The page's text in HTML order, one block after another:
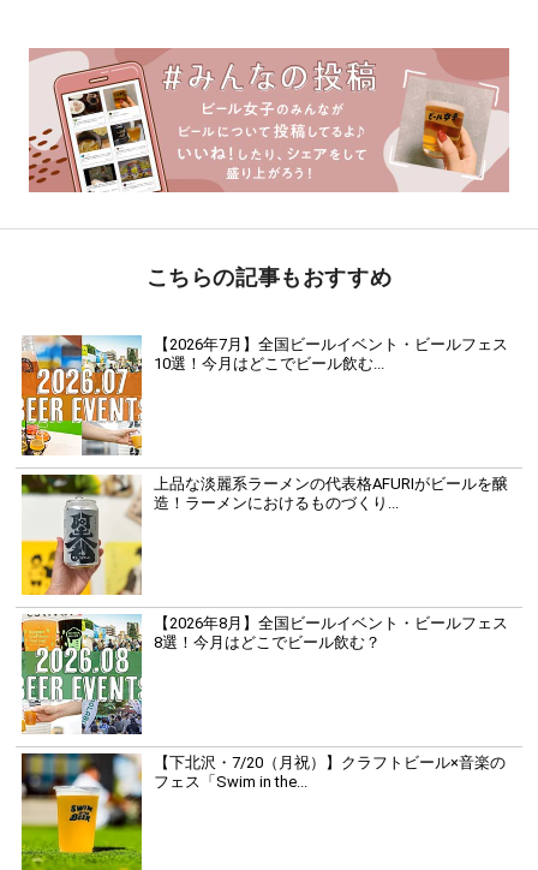
こちらの記事もおすすめ
【2026年7月】全国ビールイベント・ビールフェス
10選！今月はどこでビール飲む...
上品な淡麗系ラーメンの代表格AFURIがビールを醸
造！ラーメンにおけるものづくり...
【2026年8月】全国ビールイベント・ビールフェス
8選！今月はどこでビール飲む？
【下北沢・7/20（月祝）】クラフトビール×音楽の
フェス「Swim in the...